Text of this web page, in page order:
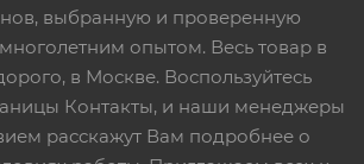
выбранную и проверенную
опытом. Весь товар в
в Москве. Воспользуйтесь
Контакты, и наши менеджеры
расскажут Вам подробнее о